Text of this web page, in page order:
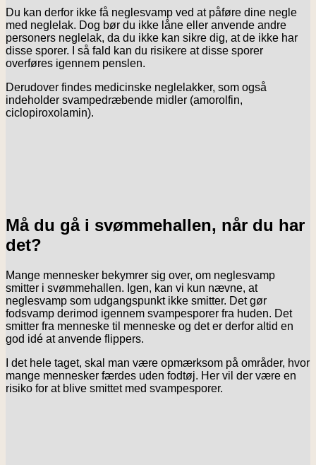
Du kan derfor ikke få neglesvamp ved at påføre dine negle
med neglelak. Dog bør du ikke låne eller anvende andre
personers neglelak, da du ikke kan sikre dig, at de ikke har
disse sporer. I så fald kan du risikere at disse sporer
overføres igennem penslen.
Derudover findes medicinske neglelakker, som også
indeholder svampedræbende midler (amorolfin,
ciclopiroxolamin).
Må du gå i svømmehallen, når du har
det?
Mange mennesker bekymrer sig over, om neglesvamp
smitter i svømmehallen. Igen, kan vi kun nævne, at
neglesvamp som udgangspunkt ikke smitter. Det gør
fodsvamp derimod igennem svampesporer fra huden. Det
smitter fra menneske til menneske og det er derfor altid en
god idé at anvende flippers.
I det hele taget, skal man være opmærksom på områder, hvor
mange mennesker færdes uden fodtøj. Her vil der være en
risiko for at blive smittet med svampesporer.